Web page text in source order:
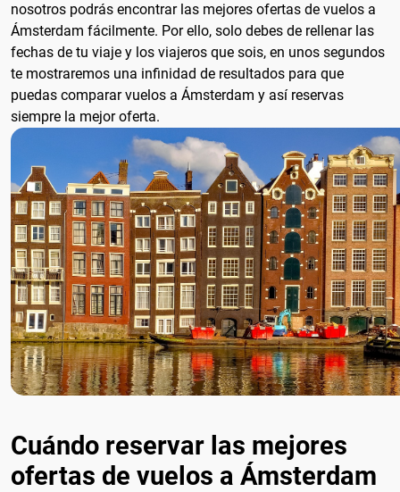
nosotros podrás encontrar las mejores ofertas de vuelos a
Ámsterdam fácilmente. Por ello, solo debes de rellenar las
fechas de tu viaje y los viajeros que sois, en unos segundos
te mostraremos una infinidad de resultados para que
puedas comparar vuelos a Ámsterdam y así reservas
siempre la mejor oferta.
Cuándo reservar las mejores
ofertas de vuelos a Ámsterdam